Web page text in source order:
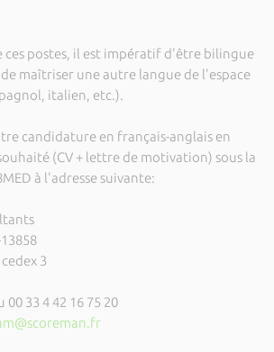
ces postes, il est impératif d'être bilingue
maîtriser une autre langue de l'espace
italien, etc.).
candidature en français-anglais en
(CV + lettre de motivation) sous la
à l'adresse suivante:
3
33 4 42 16 75 20